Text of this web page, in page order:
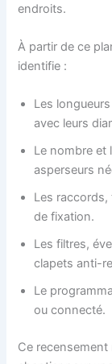
endroits.
À partir de ce
identifie :
Les
avec leurs
Le nombre et
asperseurs
Les raccords,
de fixation.
Les filtres,
clapets anti-
Le
ou connecté.
Ce